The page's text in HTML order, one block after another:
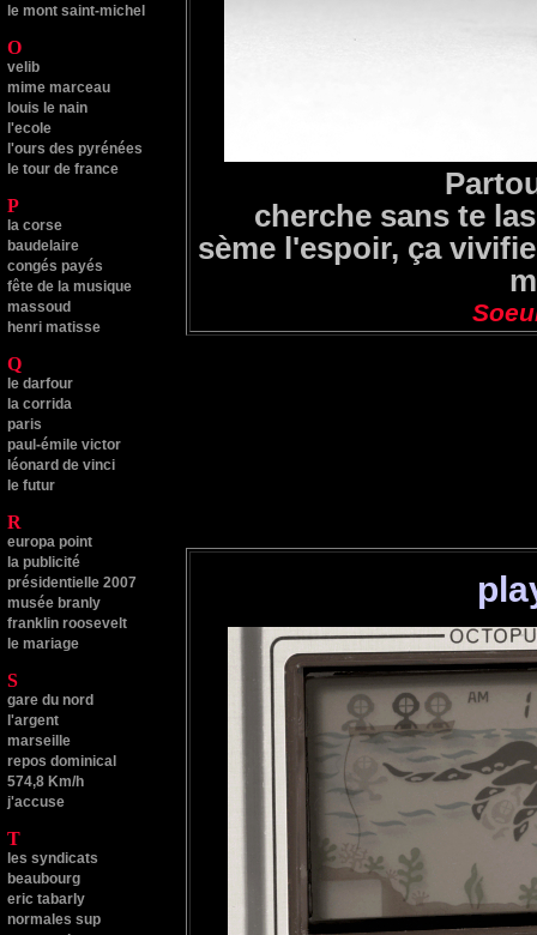
le mont saint-michel
O
velib
mime marceau
louis le nain
l'ecole
l'ours des pyrénées
le tour de france
P
la corse
baudelaire
congés payés
fête de la musique
massoud
henri matisse
Q
le darfour
la corrida
paris
paul-émile victor
léonard de vinci
le futur
R
europa point
la publicité
présidentielle 2007
musée branly
franklin roosevelt
le mariage
S
gare du nord
l'argent
marseille
repos dominical
574,8 Km/h
j'accuse
T
les syndicats
beaubourg
eric tabarly
normales sup
cherche sans te
sème l'espoir, ça